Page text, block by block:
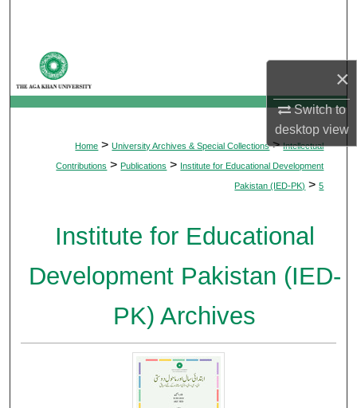
×
Switch to
desktopview
My Account
Home > University Archives & Special Collections > Intellectual
Contributions > Publications > Institute for Educational Development
Pakistan (IED-PK) > 5
Institute for Educational
Development Pakistan (IED-
PK) Archives